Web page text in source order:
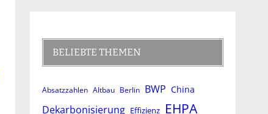
BELIEBTE THEMEN
Absatzzahlen Altbau Berlin BWP China
Dekarbonisierung Effizienz EHPA